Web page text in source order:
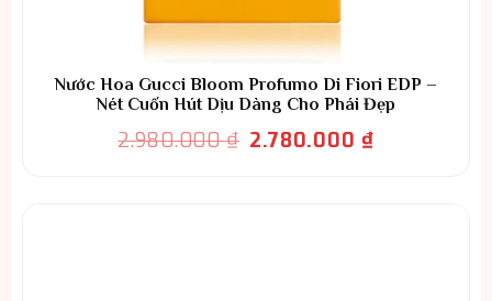
Nước Hoa Gucci Bloom Profumo Di Fiori EDP –
Nét Cuốn Hút Dịu Dàng Cho Phái Đẹp
2.980.000₫ Giá
2.780.000 ₫Giá